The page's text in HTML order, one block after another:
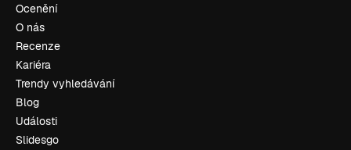
Ocenění
O nás
Recenze
Kariéra
Trendy vyhledávání
Blog
Události
Slidesgo